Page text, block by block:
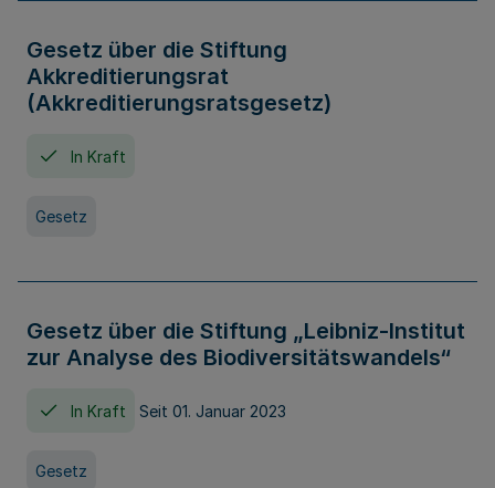
Gesetz über die Stiftung
Akkreditierungsrat
(Akkreditierungsratsgesetz)
In Kraft
Gesetz
Gesetz über die Stiftung „Leibniz-Institut
zur Analyse des Biodiversitätswandels“
In Kraft Seit 01. Januar 2023
Gesetz